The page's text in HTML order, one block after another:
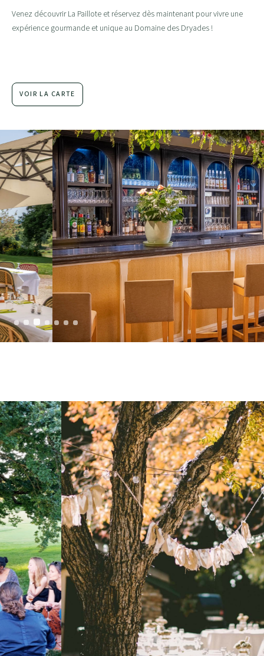
Venez découvrir La Paillote et réservez dès maintenant pour vivre une
expérience gourmande et unique au Domaine des Dryades !
VOIR LA CARTE